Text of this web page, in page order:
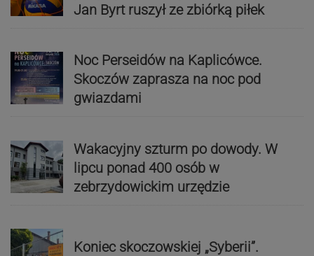
Jan Byrt ruszył ze zbiórką piłek
Noc Perseidów na Kaplicówce.
Skoczów zaprasza na noc pod
gwiazdami
Wakacyjny szturm po dowody. W
lipcu ponad 400 osób w
zebrzydowickim urzędzie
Koniec skoczowskiej „Syberii”.